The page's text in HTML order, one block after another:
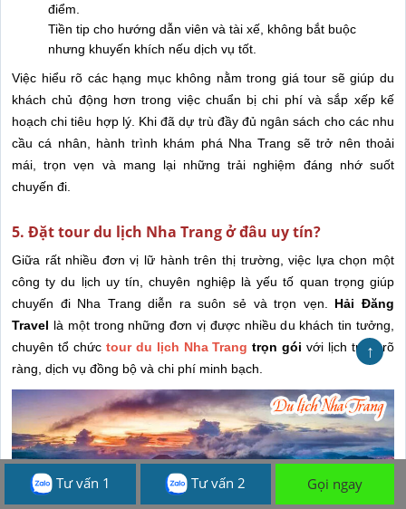
điểm.
Tiền tip cho hướng dẫn viên và tài xế, không bắt buộc
nhưng khuyến khích nếu dịch vụ tốt.
Việc hiểu rõ các hạng mục không nằm trong giá tour sẽ giúp du
khách chủ động hơn trong việc chuẩn bị chi phí và sắp xếp kế
hoạch chi tiêu hợp lý. Khi đã dự trù đầy đủ ngân sách cho các nhu
cầu cá nhân, hành trình khám phá Nha Trang sẽ trở nên thoải
mái, trọn vẹn và mang lại những trải nghiệm đáng nhớ suốt
chuyến đi.
5. Đặt tour du lịch Nha Trang ở đâu uy tín?
Giữa rất nhiều đơn vị lữ hành trên thị trường, việc lựa chọn một
công ty du lịch uy tín, chuyên nghiệp là yếu tố quan trọng giúp
chuyến đi Nha Trang diễn ra suôn sẻ và trọn vẹn. Hải Đăng
Travel là một trong những đơn vị được nhiều du khách tin tưởng,
chuyên tổ chức tour du lịch Nha Trang trọn gói với lịch trình rõ
ràng, dịch vụ đồng bộ và chi phí minh bạch.
↑
Tư vấn 1 Tư vấn 2 Gọi ngay